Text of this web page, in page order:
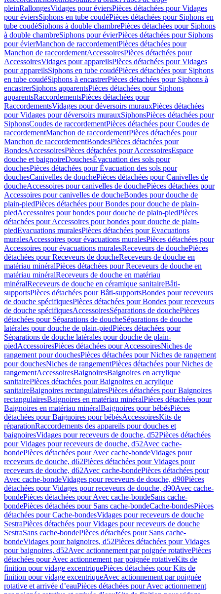
pleinRallongesVidages pour éviersPièces détachées pour Vidages
pour éviersSiphons en tube coudéPièces détachées pour Siphons en
tube coudéSiphons à double chambrePièces détachées pour Siphons
à double chambreSiphons pour évierPièces détachées pour Siphons
pour évierManchon de raccordementPièces détachées pour
Manchon de raccordementAccessoiresPièces détachées pour
AccessoiresVidages pour appareilsPièces détachées pour Vidages
pour appareilsSiphons en tube coudéPièces détachées pour Siphons
en tube coudéSiphons à encastrerPièces détachées pour Siphons à
encastrerSiphons apparentsPièces détachées pour Siphons
apparentsRaccordementsPièces détachées pour
RaccordementsVidages pour déversoirs murauxPièces détachées
pour Vidages pour déversoirs murauxSiphonsPièces détachées pour
SiphonsCoudes de raccordementPièces détachées pour Coudes de
raccordementManchon de raccordementPièces détachées pour
Manchon de raccordementBondesPièces détachées pour
BondesAccessoiresPièces détachées pour AccessoiresEspace
douche et baignoireDouchesÉvacuation des sols pour
douchesPièces détachées pour Évacuation des sols pour
douchesCanivelles de douchePièces détachées pour Canivelles de
doucheAccessoires pour canivelles de douchePièces détachées pour
Accessoires pour canivelles de doucheBondes pour douche de
plain-piedPièces détachées pour Bondes pour douche de plain-
piedAccessoires pour bondes pour douche de plain-piedPièces
détachées pour Accessoires pour bondes pour douche de plain-
piedEvacuations muralesPièces détachées pour Evacuations
muralesAccessoires pour évacuations muralesPièces détachées pour
Accessoires pour évacuations muralesReceveurs de douchePièces
détachées pour Receveurs de doucheReceveurs de douche en
matériau minéralPièces détachées pour Receveurs de douche en
matériau minéralReceveurs de douche en matériau
minéralReceveurs de douche en céramique sanitaireBâti-
supportsPièces détachées pour Bâti-supportsBondes pour receveurs
de douche spécifiquesPièces détachées pour Bondes pour receveurs
de douche spécifiquesAccessoiresSéparations de douchePièces
détachées pour Séparations de doucheSéparations de douche
latérales pour douche de plain-piedPièces détachées pour
Séparations de douche latérales pour douche de plain-
piedAccessoiresPièces détachées pour AccessoiresNiches de
rangement pour douchesPièces détachées pour Niches de rangement
pour douchesNiches de rangementPièces détachées pour Niches de
rangementAccessoiresBaignoiresBaignoires en acrylique
sanitairePièces détachées pour Baignoires en acrylique
sanitaireBaignoires rectangulairesPièces détachées pour Baignoires
rectangulairesBaignoires en matériau minéralPièces détachées pour
Baignoires en matériau minéralBaignoires pour bébésPièces
détachées pour Baignoires pour bébésAccessoiresKits de
réparationRaccordements des appareils pour douches et
baignoiresVidages pour receveurs de douche, d52Pièces détachées
pour Vidages pour receveurs de douche, d52Avec cache-
bondePièces détachées pour Avec cache-bondeVidages pour
receveurs de douche, d62Pièces détachées pour Vidages pour
receveurs de douche, d62Avec cache-bondePièces détachées pour
Avec cache-bondeVidages pour receveurs de douche, d90Pièces
détachées pour Vidages pour receveurs de douche, d90Avec cache-
bondePièces détachées pour Avec cache-bondeSans cache-
bondePièces détachées pour Sans cache-bondeCache-bondesPièces
détachées pour Cache-bondesVidages pour receveurs de douche
SestraPièces détachées pour Vidages pour receveurs de douche
SestraSans cache-bondePièces détachées pour Sans cache-
bondeVidages pour baignoires, d52Pièces détachées pour Vidages
pour baignoires, d52Avec actionnement par poignée rotativePièces
détachées pour Avec actionnement par poignée rotativeKits de
finition pour vidage excentriquePièces détachées pour Kits de
finition pour vidage excentriqueAvec actionnement par poignée
rotative et arrivée d’eauPièces détachées pour Avec actionnement